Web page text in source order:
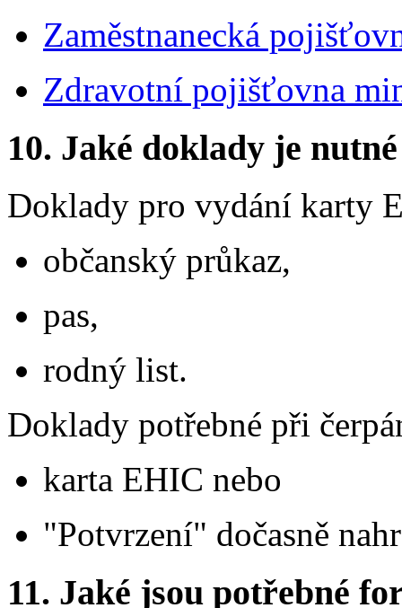
Zaměstnanecká
Zdravotní pojišťovna
10. Jaké doklady je
Doklady pro vydání karty
občanský průkaz,
pas,
rodný list.
Doklady potřebné při
karta EHIC nebo
"Potvrzení" dočasně
11. Jaké jsou potřebné